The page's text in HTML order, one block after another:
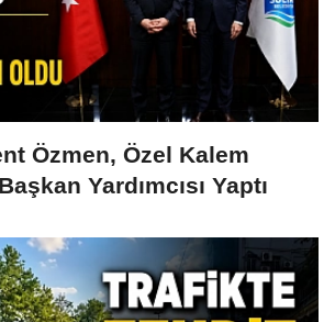
Özmen, Özel Kalem
Yardımcısı Yaptı